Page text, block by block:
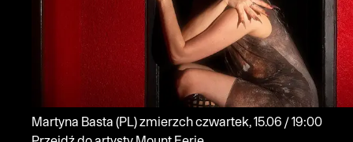
Martyna Basta (PL)zmierzch
czwartek, 15.06 / 19:00